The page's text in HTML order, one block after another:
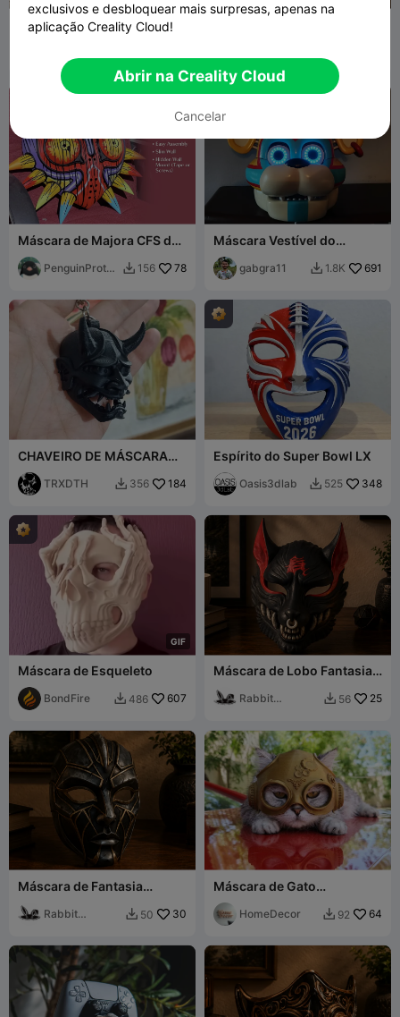
Máscara Cyberpunk
Máscara de Majora CFS de
4 Cores: Alto Detalhe,
Montagem Fácil
PenguinProtot
 156 78
Máscara Vestível do
Glamrock Freddy com
Mandíbula Articulada
gabgra11  1.8K 691
CHAVEIRO DE MÁSCARA
ONI - SAMURAI
TRXDTH  356 184
Espírito do Super Bowl LX
Oasis3dlab  525 348
GIF
Máscara de Esqueleto
BondFire  486 607
Máscara de Lobo Fantasia
Cosplay
Rabbit
 56 25
Máscara de Fantasia
para Pintura
Rabbit
 50 30
Máscara de Gato
Steampunk
HomeDecor  92 64
exclusivos e desbloquear mais surpresas, apenas na
aplicação Creality Cloud!
Abrir na Creality Cloud
Cancelar